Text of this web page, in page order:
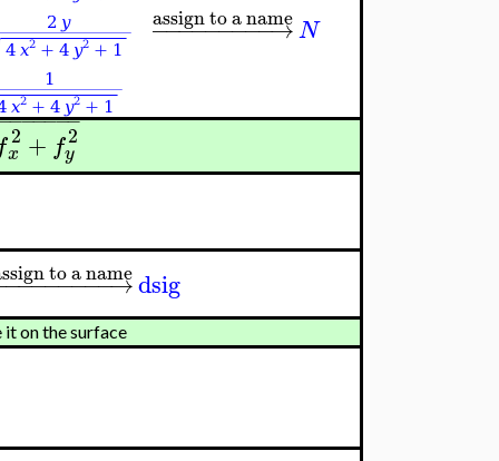
− →
−−−−−−−−
assign to a nameN
f2
x + f2
y
−
−−−−−
→
−−−−−−−−
to a namedsig
it on the surface